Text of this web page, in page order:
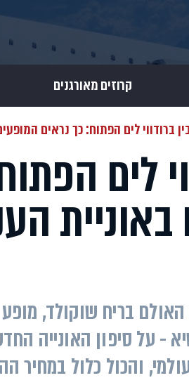
קרוזים מאורגנים
ברודווי לים הפתוח: כך נראים
לים
באוניית
בריח שוקולד, מופע
- על סיפון האונייה
והכול כלול במחיר